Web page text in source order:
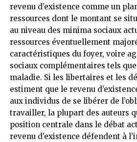
revenu d’existence comme un
ressources dont le montant se
au niveau des minima sociaux
ressources éventuellement
caractéristiques du foyer, voire
sociaux complémentaires tels que
maladie. Si les libertaires et les
estiment que le revenu
aux individus de se libérer de
travailler, la plupart des auteurs
position centrale dans le débat
revenu d’existence défendent à